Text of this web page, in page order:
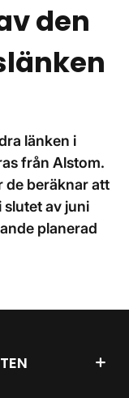
den
länken i
från Alstom.
de beräknar att
slutet av juni
planerad